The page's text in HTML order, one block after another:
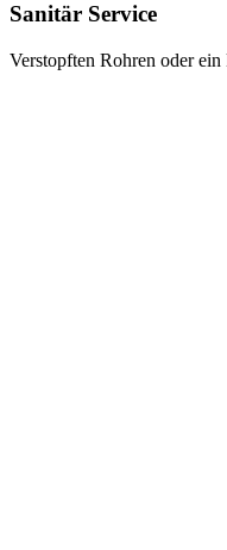
Sanitär Service
Verstopften Rohren oder